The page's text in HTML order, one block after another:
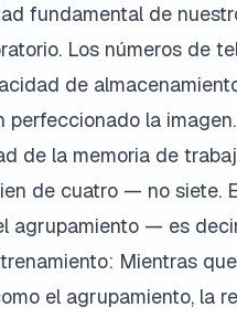
fundamental de
Los números de
de
perfeccionado la
de la memoria de
de cuatro — no siete.
agrupamiento — es
Mientras
el agrupamiento, la